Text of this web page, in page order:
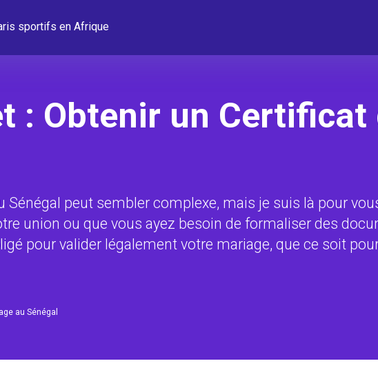
sportifs en Afrique
: Obtenir un Certificat
peut sembler complexe, mais je suis là pour
union ou que vous ayez besoin de formaliser des
pour valider légalement votre mariage, que ce soit
au Sénégal